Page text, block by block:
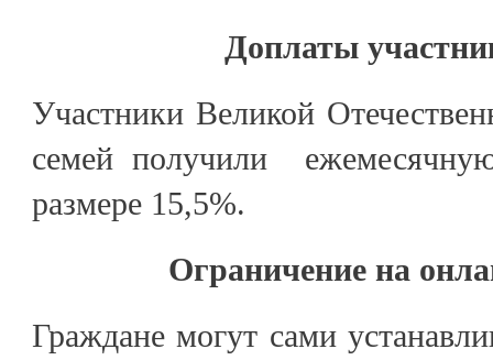
Доплаты
Участники Великой
семей получили
размере 15,5%.
Ограничение на
Граждане могут сами